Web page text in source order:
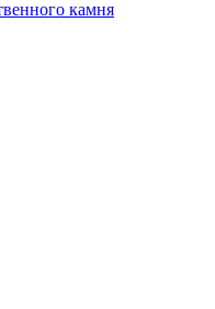
камня